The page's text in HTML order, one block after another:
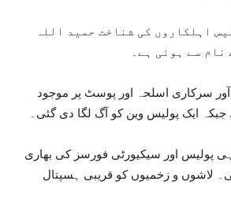
اہلکاروں کی شناخت حمید اللہ
سے ہوئی ہے۔
سرکاری اسلحہ اور پوسٹ پر موجود
ایک پولیس وین کو آگ لگا دی گئی۔
پولیس اور سیکیورٹی فورسز کی بھاری
لاشوں و زخمیوں کو قریبی ہسپتال